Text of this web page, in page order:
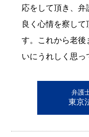
応をして頂き、弁
良く心情を察して
す。これから老後
いにうれしく思っ
弁護
東京